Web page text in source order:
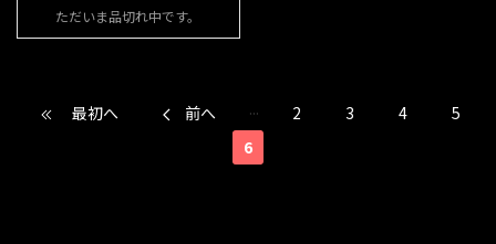
ただいま品切れ中です。
最初へ 前へ ... 2 3 4
5
6